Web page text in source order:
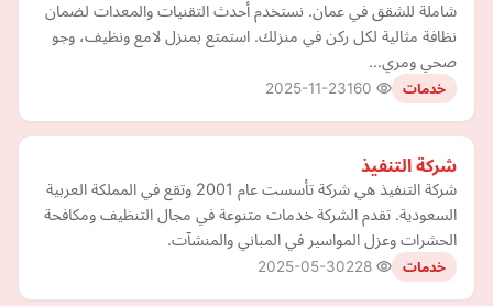
شاملة للشقق في عمان. نستخدم أحدث التقنيات والمعدات لضمان
نظافة مثالية لكل ركن في منزلك. استمتع بمنزل لامع ونظيف، وجو
صحي ومري…
خدمات 2025-11-23
شركة التنفيذ
شركة التنفيذ هي شركة تأسست عام 2001 وتقع في المملكة العربية
السعودية. تقدم الشركة خدمات متنوعة في مجال التنظيف ومكافحة
الحشرات وعزل المواسير في المباني والمنشآت.
خدمات 2025-05-30